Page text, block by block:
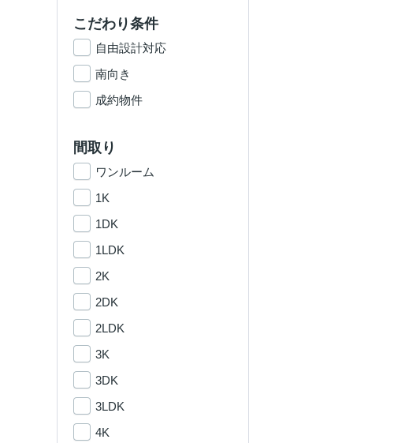
こだわり条件
自由設計対応
南向き
成約物件
間取り
ワンルーム
1K
1DK
1LDK
2K
2DK
2LDK
3K
3DK
3LDK
4K